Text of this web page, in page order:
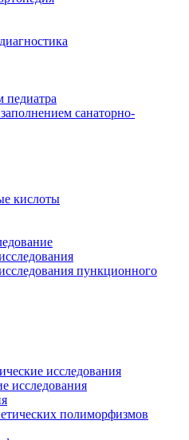
санаторно-
кислоты
пункционного
исследования
исследования
полиморфизмов